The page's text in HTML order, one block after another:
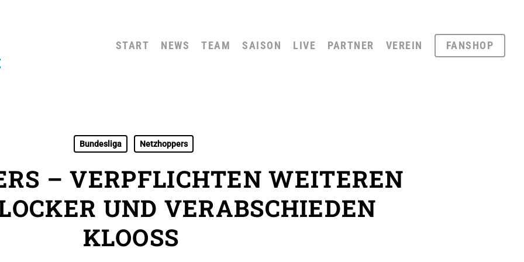
START NEWS TEAM SAISON LIVE PARTNER VEREIN FANSHOP
Bundesliga Netzhoppers
– VERPFLICHTEN WEITEREN
UND VERABSCHIEDEN
KLOOSS